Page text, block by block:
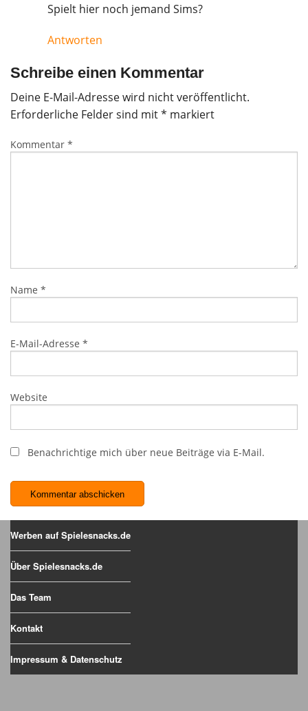
Spielt hier noch jemand Sims?
Antworten
Schreibe einen Kommentar
Deine E-Mail-Adresse wird nicht veröffentlicht.
Erforderliche Felder sind mit* markiert
Kommentar *
Name *
E-Mail-Adresse *
Website
Benachrichtige mich über neue Beiträge via E-Mail.
Werben auf Spielesnacks.de
Über Spielesnacks.de
Das Team
Kontakt
Impressum & Datenschutz